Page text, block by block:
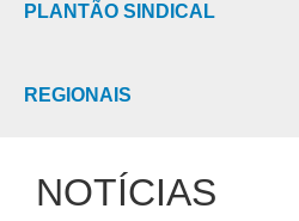
PLANTÃO SINDICAL
REGIONAIS
NOTÍCIAS